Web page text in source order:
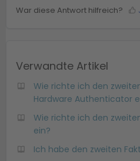
War diese Antwort hilfreich?
Verwandte Artikel
Wie richte ich den
Hardware Authenticator
Wie richte ich den
ein?
Ich habe den zweiten